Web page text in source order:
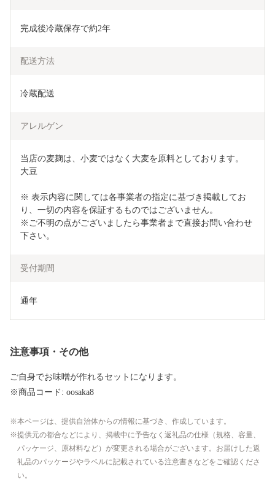
完成後冷蔵保存で約2年
配送方法
冷蔵配送
アレルゲン
当店の麦麹は、小麦ではなく大麦を原料としております。
大豆
※ 表示内容に関しては各事業者の指定に基づき掲載してお
り、一切の内容を保証するものではございません。
※ご不明の点がございましたら事業者まで直接お問い合わせ
下さい。
受付期間
通年
注意事項・その他
ご自身でお味噌が作れるセットになります。
※商品コード: oosaka8
本ページは、提供自治体からの情報に基づき、作成しています。
提供元の都合などにより、掲載中に予告なく返礼品の仕様（規格、容量、
パッケージ、原材料など）が変更される場合がございます。お届けした返
礼品のパッケージやラベルに記載されている注意書きなどをご確認くださ
い。